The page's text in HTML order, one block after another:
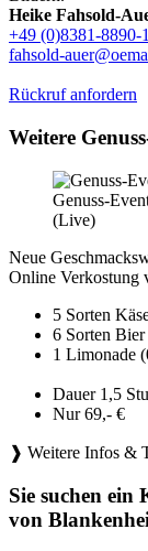
Heike Fahsold-
+49 (0)8381-8890-
fahsold-
Rückruf anfordern
Weitere
Genuss-
(Live)
Neue
Online Verkostung
5 Sorten
6 Sorten
1 Limonade
Dauer 1,5
Nur 69,- €
❱ Weitere Infos &
Sie suchen ein
von